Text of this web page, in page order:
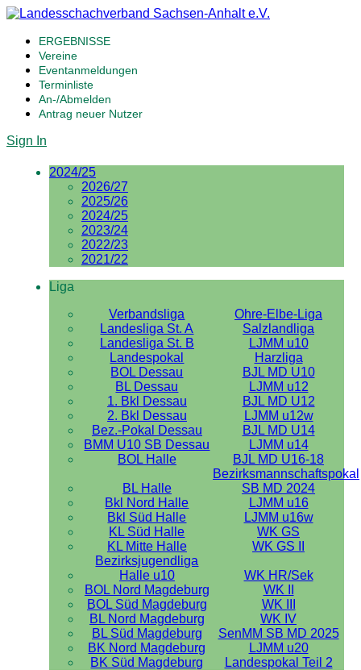
ERGEBNISSE
Vereine
Eventanmeldungen
Terminliste
An-/Abmelden
Antrag neuer Nutzer
Sign In
2024/25
2026/27
2025/26
2024/25
2023/24
2022/23
2021/22
Liga
Verbandsliga
Ohre-Elbe-Liga
Landesliga St. A
Salzlandliga
Landesliga St. B
LJMM u10
Landespokal
Harzliga
BOL Dessau
BJL MD U10
BL Dessau
LJMM u12
1. Bkl Dessau
BJL MD U12
2. Bkl Dessau
LJMM u12w
Bez.-Pokal Dessau
BJL MD U14
BMM U10 SB Dessau
LJMM u14
BOL Halle
BJL MD U16-18
BL Halle
Bezirksmannschaftspokal
SB MD 2024
Bkl Nord Halle
LJMM u16
Bkl Süd Halle
LJMM u16w
KL Süd Halle
WK GS
KL Mitte Halle
WK GS II
Bezirksjugendliga
Halle u10
WK HR/Sek
BOL Nord Magdeburg
WK II
BOL Süd Magdeburg
WK III
BL Nord Magdeburg
WK IV
BL Süd Magdeburg
SenMM SB MD 2025
BK Nord Magdeburg
LJMM u20
BK Süd Magdeburg
Landespokal Teil 2